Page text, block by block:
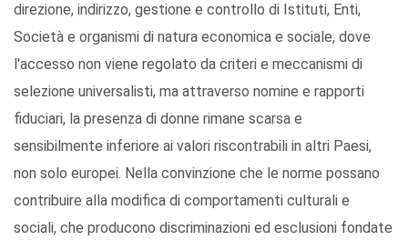
direzione, indirizzo, gestione e controllo di Istituti, Enti,
Società e organismi di natura economica e sociale, dove
l'accesso non viene regolato da criteri e meccanismi di
selezione universalisti, ma attraverso nomine e rapporti
fiduciari, la presenza di donne rimane scarsa e
sensibilmente inferiore ai valori riscontrabili in altri Paesi,
non solo europei. Nella convinzione che le norme possano
contribuire alla modifica di comportamenti culturali e
sociali, che producono discriminazioni ed esclusioni fondate